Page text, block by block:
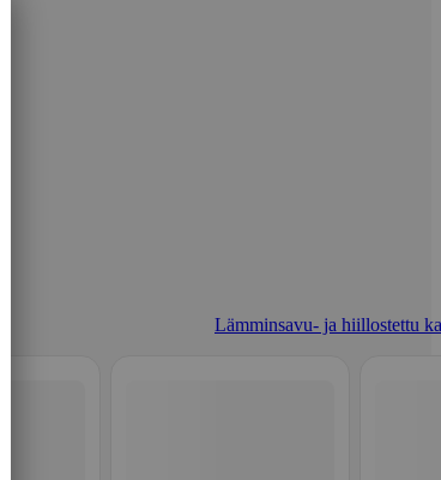
Lämminsavu- ja hiillostettu